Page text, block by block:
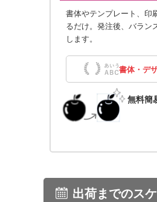
書体やテンプレート、印
るだけ。発注後、バラン
します。
書体・デ
無料簡
出荷までのス